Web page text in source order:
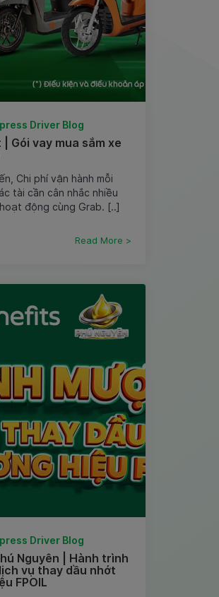
Driver Blog
Gói vay mua sắm xe
Chi phí vận hành mỗi
tài cần cân nhắc nhiều
động cùng Grab. [..]
Read More >
Driver Blog
Nguyên | Hành trình
vụ thay dầu nhớt
FPOIL